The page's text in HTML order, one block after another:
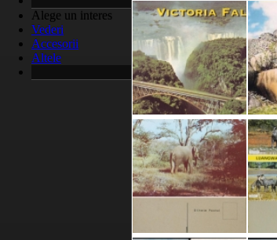
Alege un interes
Vederi
Accesorii
Altele